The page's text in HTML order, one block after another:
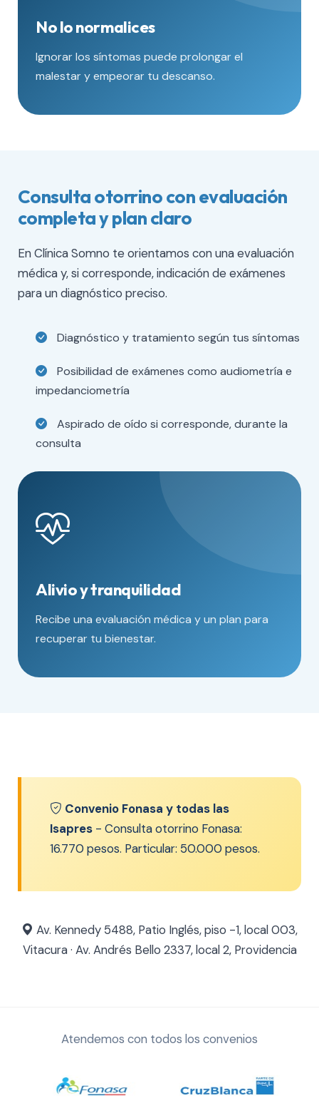
No lo normalices
Ignorar los síntomas puede prolongar el
malestar y empeorar tu descanso.
Consulta otorrino con evaluación
completa y plan claro
En Clínica Somno te orientamos con una evaluación
médica y, si corresponde, indicación de exámenes
para un diagnóstico preciso.
Diagnóstico y tratamiento según tus síntomas
Posibilidad de exámenes como audiometría e
impedanciometría
Aspirado de oído si corresponde, durante la
consulta
Alivio y tranquilidad
Recibe una evaluación médica y un plan para
recuperar tu bienestar.
Convenio Fonasa y todas las
Isapres - Consulta otorrino Fonasa:
16.770 pesos. Particular: 50.000 pesos.
Av. Kennedy 5488, Patio Inglés, piso -1, local 003,
Vitacura · Av. Andrés Bello 2337, local 2, Providencia
Atendemos con todos los convenios